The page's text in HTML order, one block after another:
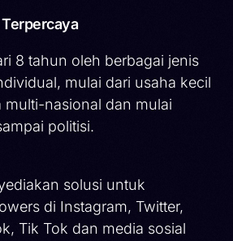
8 tahun oleh berbagai jenis
mulai dari usaha kecil
nasional dan mulai
politisi.
solusi untuk
di Instagram, Twitter,
Tik Tok dan media sosial